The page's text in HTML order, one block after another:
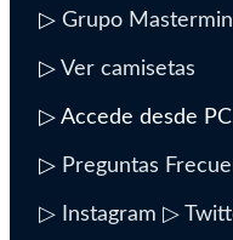
▷ Grupo
▷ Ver camisetas
▷ Accede desde
▷ Preguntas
▷ Instagram ▷